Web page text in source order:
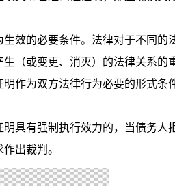
效的必要条件。法律对于不同的
（或变更、消灭）的法律关系的
作为双方法律行为必要的形式条
具有强制执行效力的，当债务人
出裁判。